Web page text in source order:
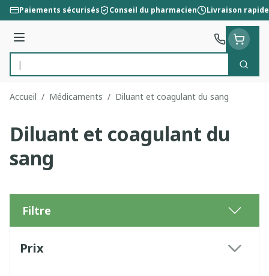
Aller au contenu
Paiements sécurisés Conseil du pharmacien Livraison rapide
Menu
Rechercher
Accueil / Médicaments / Diluant et coagulant du sang
Diluant et coagulant du
sang
Filtre
Prix